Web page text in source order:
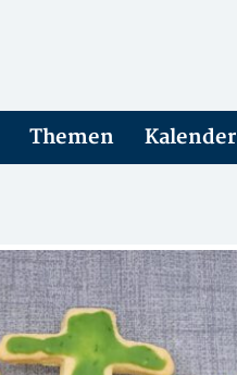
Themen Kalender